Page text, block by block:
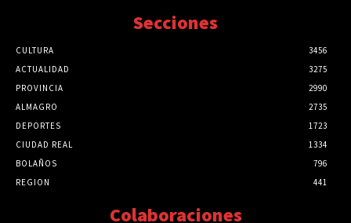
Secciones
CULTURA
3456
ACTUALIDAD
3275
PROVINCIA
2990
ALMAGRO
2735
DEPORTES
1723
CIUDAD REAL
1334
BOLAÑOS
796
REGION
441
Colaboraciones